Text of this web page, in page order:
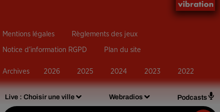
Live : Choisir une ville Webradios Podcasts
Mentions légales Règlements des jeux
Notice d’information RGPD Plan du site
Archives 2026 2025 2024 2023 2022